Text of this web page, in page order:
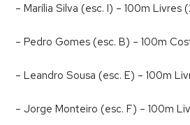
– Marília Silva (esc. I) – 100m Livres
– Pedro Gomes (esc. B) – 100m
– Leandro Sousa (esc. E) – 100m
– Jorge Monteiro (esc. F) – 100m